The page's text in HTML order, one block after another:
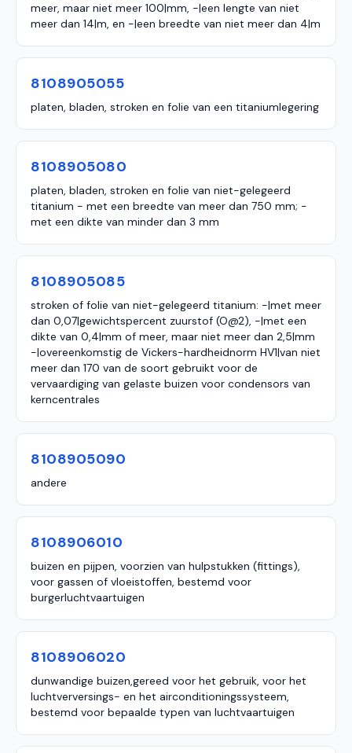
meer, maar niet meer 100|mm, -|een lengte van niet
meer dan 14|m, en -|een breedte van niet meer dan 4|m
8108905055
platen, bladen, stroken en folie van een titaniumlegering
8108905080
platen, bladen, stroken en folie van niet-gelegeerd
titanium - met een breedte van meer dan 750 mm; -
met een dikte van minder dan 3 mm
8108905085
stroken of folie van niet-gelegeerd titanium: -|met meer
dan 0,07|gewichtspercent zuurstof (O@2), -|met een
dikte van 0,4|mm of meer, maar niet meer dan 2,5|mm
-|overeenkomstig de Vickers-hardheidnorm HV1|van niet
meer dan 170 van de soort gebruikt voor de
vervaardiging van gelaste buizen voor condensors van
kerncentrales
8108905090
andere
8108906010
buizen en pijpen, voorzien van hulpstukken (fittings),
voor gassen of vloeistoffen, bestemd voor
burgerluchtvaartuigen
8108906020
dunwandige buizen,gereed voor het gebruik, voor het
luchtverversings- en het airconditioningssysteem,
bestemd voor bepaalde typen van luchtvaartuigen